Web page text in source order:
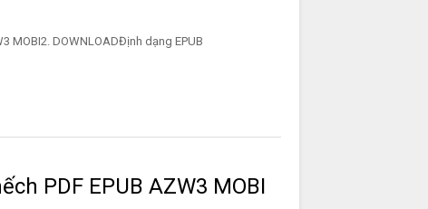
MOBI2. DOWNLOADĐịnh dạng EPUB
PDF EPUB AZW3 MOBI